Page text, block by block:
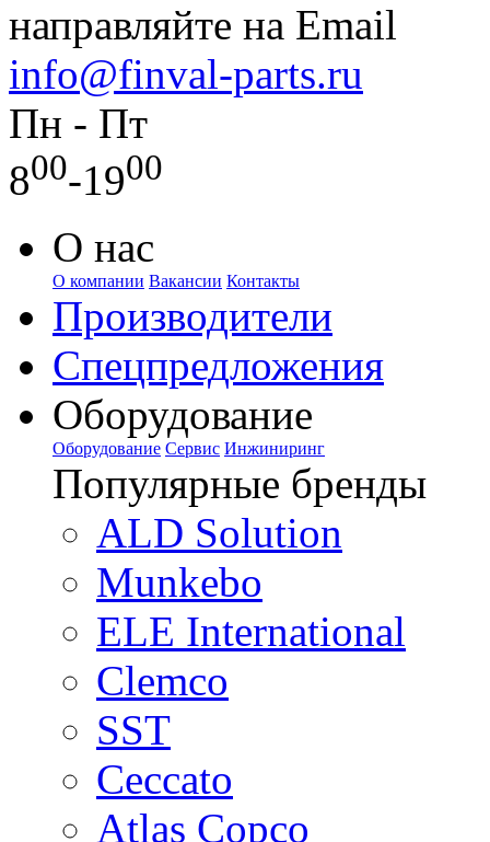
направляйте на Email
info@finval-parts.ru
Пн - Пт
800-1900
О нас
О компании Вакансии Контакты
Производители
Спецпредложения
Оборудование
Оборудование Сервис Инжиниринг
Популярные бренды
ALD Solution
Munkebo
ELE International
Clemco
SST
Ceccato
Atlas Copco